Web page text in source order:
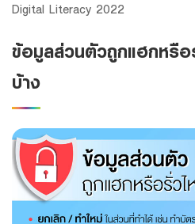
Investor Relations
Contact Us
Land and Houses Financial
Tel 1327
Insurance
Services
Digital
Family
Services
All Loans
Product Program
SMEs Loan
Digital Literacy 2022
ข้อมูลส่วนตัวถูกแฮกหรือ
บ้าง